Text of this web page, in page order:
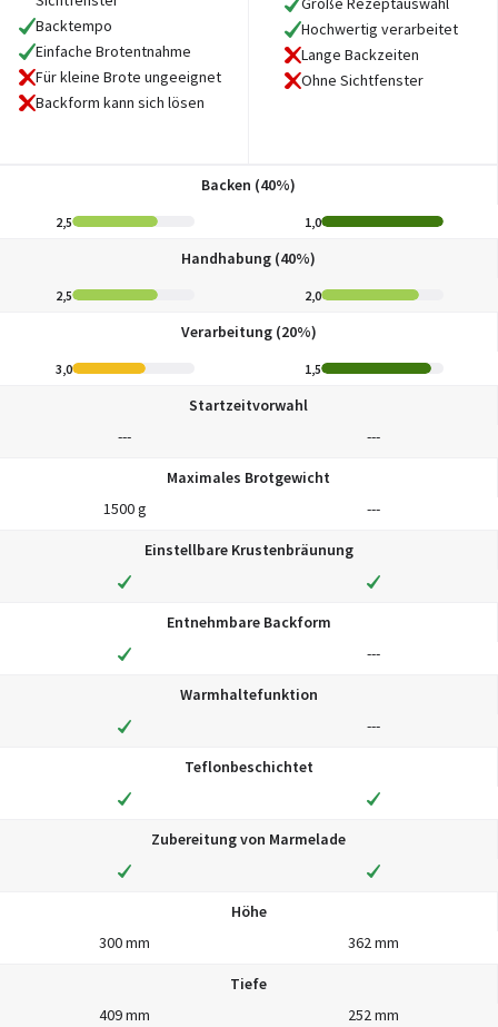
Backtempo
Einfache Brotentnahme
Für kleine Brote ungeeignet
Backform kann sich lösen
Hochwertig verarbeitet
Lange Backzeiten
Ohne Sichtfenster
Backen (40%)
2,5 1,0
Handhabung (40%)
2,5 2,0
Verarbeitung (20%)
3,0 1,5
Startzeitvorwahl
---
---
Maximales Brotgewicht
1500 g
---
Einstellbare Krustenbräunung
Entnehmbare Backform
---
Warmhaltefunktion
---
Teflonbeschichtet
Zubereitung von Marmelade
Höhe
300 mm
362 mm
Tiefe
409 mm
252 mm